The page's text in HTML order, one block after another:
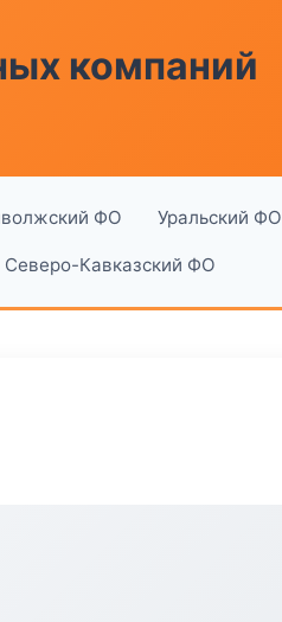
компаний
ФО Уральский ФО
Северо-Кавказский ФО